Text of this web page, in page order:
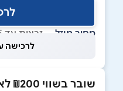
מחיר מוזל — זכאות עד 5 שוברים לחודש קלנדרי
לרכישה עד